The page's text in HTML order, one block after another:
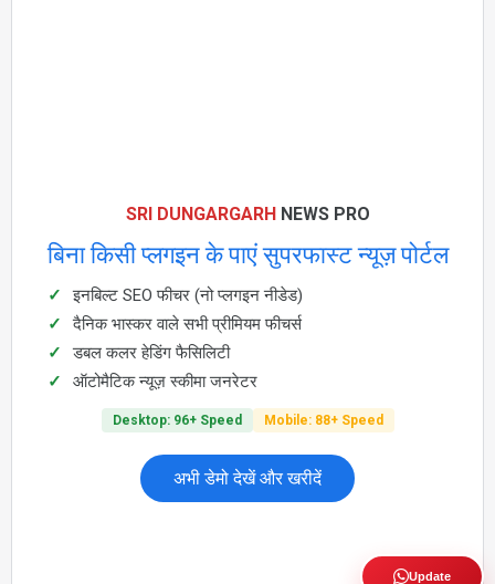
SRI DUNGARGARH NEWS PRO
बिना किसी प्लगइन के पाएं सुपरफास्ट न्यूज़ पोर्टल
इनबिल्ट SEO फीचर (नो प्लगइन नीडेड)
दैनिक भास्कर वाले सभी प्रीमियम फीचर्स
डबल कलर हेडिंग फैसिलिटी
ऑटोमैटिक न्यूज़ स्कीमा जनरेटर
Desktop: 96+ Speed Mobile: 88+ Speed
अभी डेमो देखें और खरीदें
Update